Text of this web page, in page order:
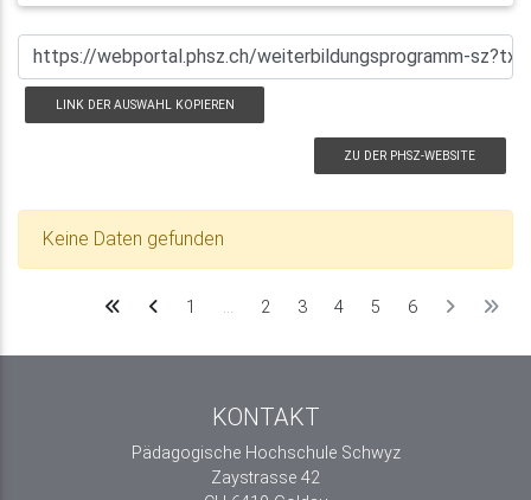
LINK DER AUSWAHL KOPIEREN
ZU DER PHSZ-WEBSITE
Keine Daten gefunden
1 … 2 3 4 5 6
KONTAKT
Pädagogische Hochschule Schwyz
Zaystrasse 42